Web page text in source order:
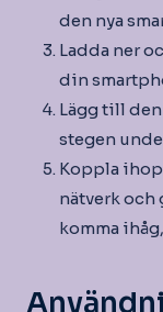
den nya
Ladda ner
din
Lägg till
stegen
Koppla
nätverk och
komma